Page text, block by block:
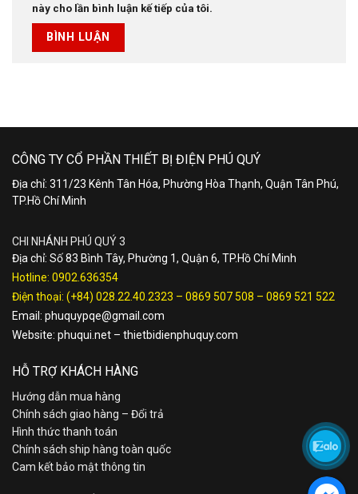
này cho lần bình luận kế tiếp của tôi.
CÔNG TY CỔ PHẦN THIẾT BỊ ĐIỆN PHÚ QUÝ
Địa chỉ: 311/23 Kênh Tân Hóa, Phường Hòa Thạnh, Quận Tân Phú,
TP.Hồ Chí Minh
CHI NHÁNH PHÚ QUÝ 3
Địa chỉ: Số 83 Bình Tây, Phường 1, Quận 6, TP.Hồ Chí Minh
Hotline: 0902.636354
Điện thoại: (+84) 028.22.40.2323 – 0869 507 508 – 0869 521 522
Email: phuquypqe@gmail.com
Website: phuqui.net – thietbidienphuquy.com
HỖ TRỢ KHÁCH HÀNG
Hướng dẫn mua hàng
Chính sách giao hàng – Đổi trả
Hình thức thanh toán
Chính sách ship hàng toàn quốc
Cam kết bảo mật thông tin